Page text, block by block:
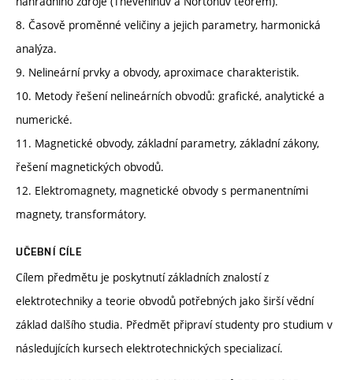
8. Časově proměnné veličiny a jejich parametry, harmonická
analýza.
9. Nelineární prvky a obvody, aproximace charakteristik.
10. Metody řešení nelineárních obvodů: grafické, analytické a
numerické.
11. Magnetické obvody, základní parametry, základní zákony,
řešení magnetických obvodů.
12. Elektromagnety, magnetické obvody s permanentními
magnety, transformátory.
UČEBNÍ CÍLE
Cílem předmětu je poskytnutí základních znalostí z
elektrotechniky a teorie obvodů potřebných jako širší vědní
základ dalšího studia. Předmět připraví studenty pro studium v
následujících kursech elektrotechnických specializací.